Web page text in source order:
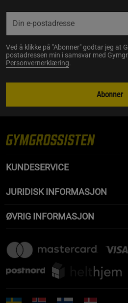
Ved å klikke på "Abonner" godtar jeg at
postadressen min i samsvar med
Personvernerklæring.
Abonner
KUNDESERVICE
JURIDISK INFORMASJON
ØVRIG INFORMASJON